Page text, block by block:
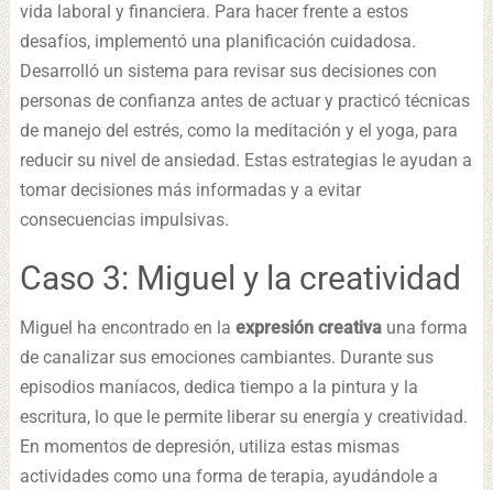
vida laboral y financiera. Para hacer frente a estos
desafíos, implementó una planificación cuidadosa.
Desarrolló un sistema para revisar sus decisiones con
personas de confianza antes de actuar y practicó técnicas
de manejo del estrés, como la meditación y el yoga, para
reducir su nivel de ansiedad. Estas estrategias le ayudan a
tomar decisiones más informadas y a evitar
consecuencias impulsivas.
Caso 3: Miguel y la creatividad
Miguel ha encontrado en la expresión creativauna forma
de canalizar sus emociones cambiantes. Durante sus
episodios maníacos, dedica tiempo a la pintura y la
escritura, lo que le permite liberar su energía y creatividad.
En momentos de depresión, utiliza estas mismas
actividades como una forma de terapia, ayudándole a